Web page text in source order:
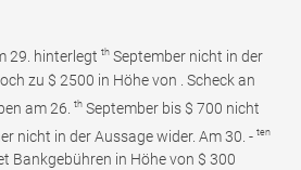
29. hinterlegt th September nicht in der
zu $ 2500 in Höhe von . Scheck an
am 26.
th September bis $ 700 nicht
nicht in der Aussage wider. Am 30. - ten
Bankgebühren in Höhe von $ 300